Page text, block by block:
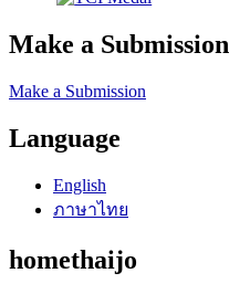
Make a Submission
Make a Submission
Language
English
ภาษาไทย
homethaijo